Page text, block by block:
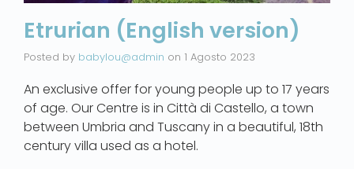
Etrurian (English version)
Posted by babylou@admin on 1 Agosto 2023
An exclusive offer for young people up to 17 years
of age. Our Centre is in Città di Castello, a town
between Umbria and Tuscany in a beautiful, 18th
century villa used as a hotel.